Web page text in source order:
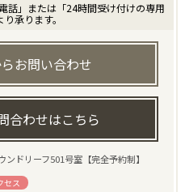
話」または「24時間受け付けの専用
承ります。
お問い合わせ
合わせはこちら
ドリーフ501号室【完全予約制】
セス